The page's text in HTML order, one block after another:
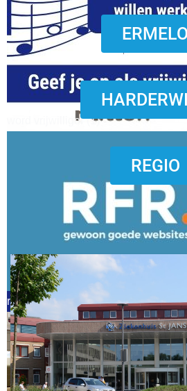
word vrijwilliger (1)
word vrijwilliger (1)
refreshed webdesign putten
ERMELO
REGIO